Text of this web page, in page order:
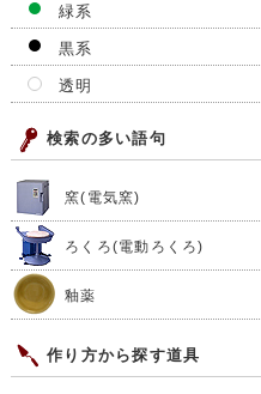
緑系
黒系
透明
検索の多い語句
窯(電気窯)
ろくろ(電動ろくろ)
釉薬
作り方から探す道具